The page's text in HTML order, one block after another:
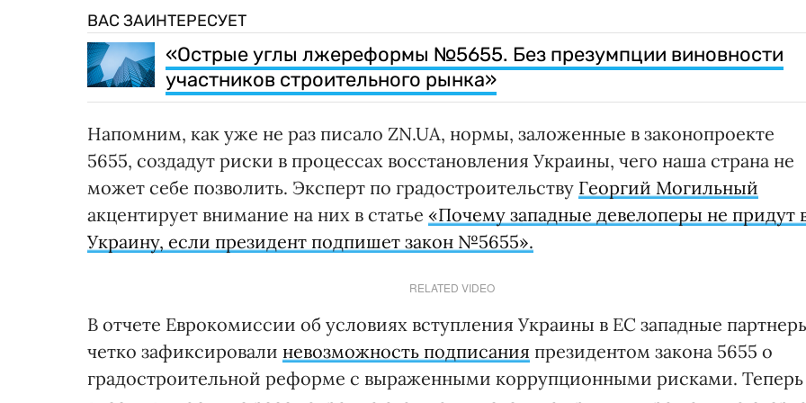
ВАС ЗАИНТЕРЕСУЕТ
«Острые углы лжереформы №5655. Без презумпции виновности
участников строительного рынка»
Напомним, как уже не раз писало ZN.UA, нормы, заложенные в законопроекте
5655, создадут риски в процессах восстановления Украины, чего наша страна не
может себе позволить. Эксперт по градостроительству Георгий Могильный
акцентирует внимание на них в статье «Почему западные девелоперы не придут
Украину, если президент подпишет закон №5655».
RELATED VIDEO
В отчете Еврокомиссии об условиях вступления Украины в ЕС западные
четко зафиксировали невозможность подписания президентом закона 5655 о
градостроительной реформе с выраженными коррупционными рисками. Теперь